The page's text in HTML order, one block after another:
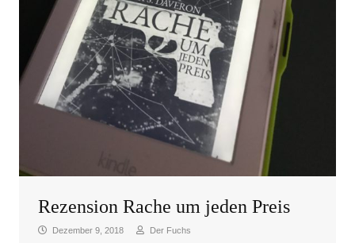
Rezension Rache um jeden Preis
Dezember 9, 2018 Der Fuchs